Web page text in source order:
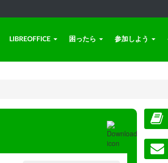
LIBREOFFICE 困ったら 参加しよう